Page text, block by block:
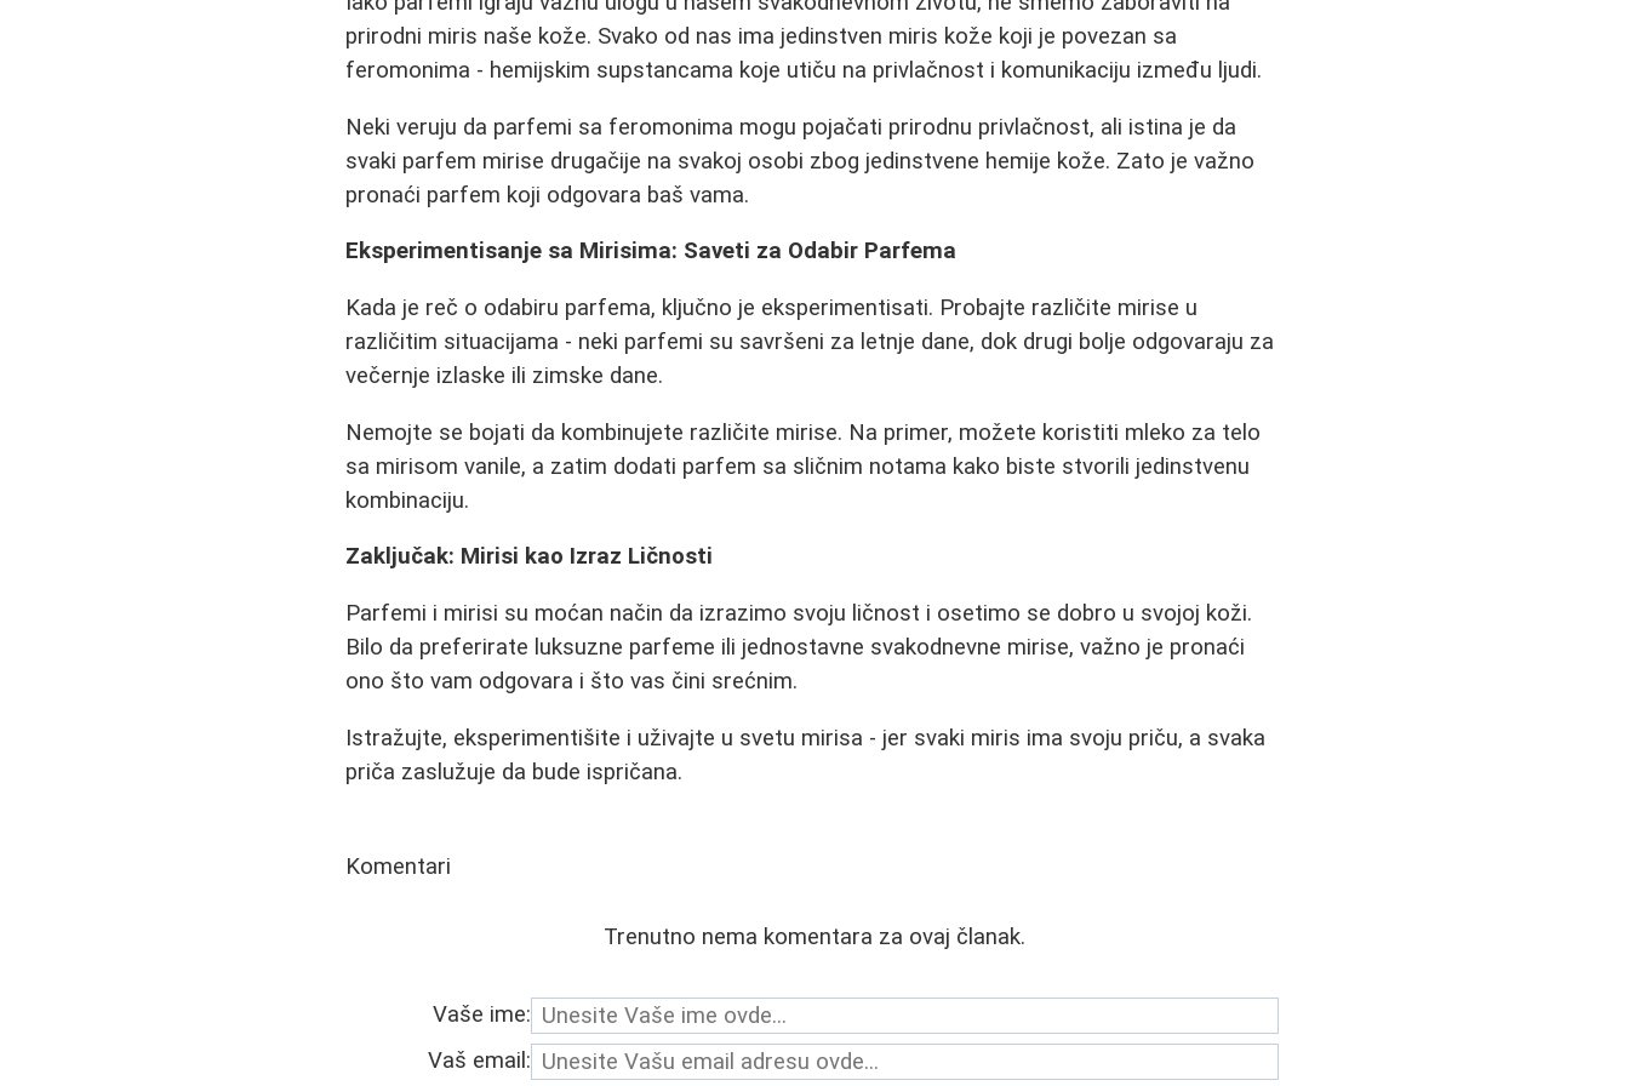
prirodni miris naše kože. Svako od nas ima jedinstven miris kože koji je povezan sa
feromonima - hemijskim supstancama koje utiču na privlačnost i komunikaciju između ljudi.
Neki veruju da parfemi sa feromonima mogu pojačati prirodnu privlačnost, ali istina je da
svaki parfem mirise drugačije na svakoj osobi zbog jedinstvene hemije kože. Zato je važno
pronaći parfem koji odgovara baš vama.
Eksperimentisanje sa Mirisima: Saveti za Odabir Parfema
Kada je reč o odabiru parfema, ključno je eksperimentisati. Probajte različite mirise u
različitim situacijama - neki parfemi su savršeni za letnje dane, dok drugi bolje odgovaraju za
večernje izlaske ili zimske dane.
Nemojte se bojati da kombinujete različite mirise. Na primer, možete koristiti mleko za telo
sa mirisom vanile, a zatim dodati parfem sa sličnim notama kako biste stvorili jedinstvenu
kombinaciju.
Zaključak: Mirisi kao Izraz Ličnosti
Parfemi i mirisi su moćan način da izrazimo svoju ličnost i osetimo se dobro u svojoj koži.
Bilo da preferirate luksuzne parfeme ili jednostavne svakodnevne mirise, važno je pronaći
ono što vam odgovara i što vas čini srećnim.
Istražujte, eksperimentišite i uživajte u svetu mirisa - jer svaki miris ima svoju priču, a svaka
priča zaslužuje da bude ispričana.
Komentari
Trenutno nema komentara za ovaj članak.
Vaše ime:
Vaš email: